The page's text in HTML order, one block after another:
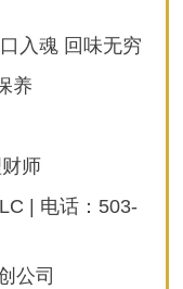
入魂 回味无穷
养
师
| 电话：503-
公司